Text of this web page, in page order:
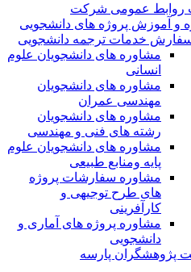
روابط عمومی شرکت
و آموزش پروژه های دانشجویی
خدمات ترجمه دانشجویی
مشاوره های دانشجویان علوم
انسانی
مشاوره های دانشجویان
مهندسی عمران
مشاوره های دانشجویان
رشته های فنی و مهندسی
مشاوره های دانشجویان علوم
پایه ومنابع طبیعی
مشاوره سفارشات پروژه
های طرح توجیهی و
کارآفرینی
مشاوره پروژه های آماری و
دانشجویی
پژوهشگران پارسه